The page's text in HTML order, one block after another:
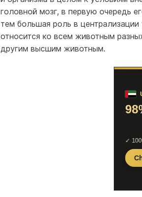
головной мозг, в первую очередь
тем большая роль в
относится ко всем животным
другим высшим животным.